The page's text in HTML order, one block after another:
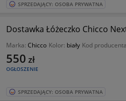
SPRZEDAJĄCY: OSOBA PRYWATNA
Dostawka Łóżeczko Chicco
Marka: Chicco Kolor: biały Kod
OGŁOSZENIE
550 zł
SPRZEDAJĄCY: OSOBA PRYWATNA